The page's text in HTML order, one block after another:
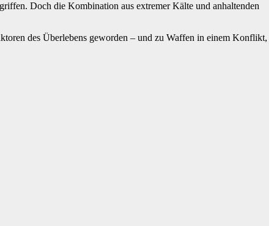
Doch die Kombination aus extremer Kälte und anhaltenden
des Überlebens geworden – und zu Waffen in einem Konflikt,